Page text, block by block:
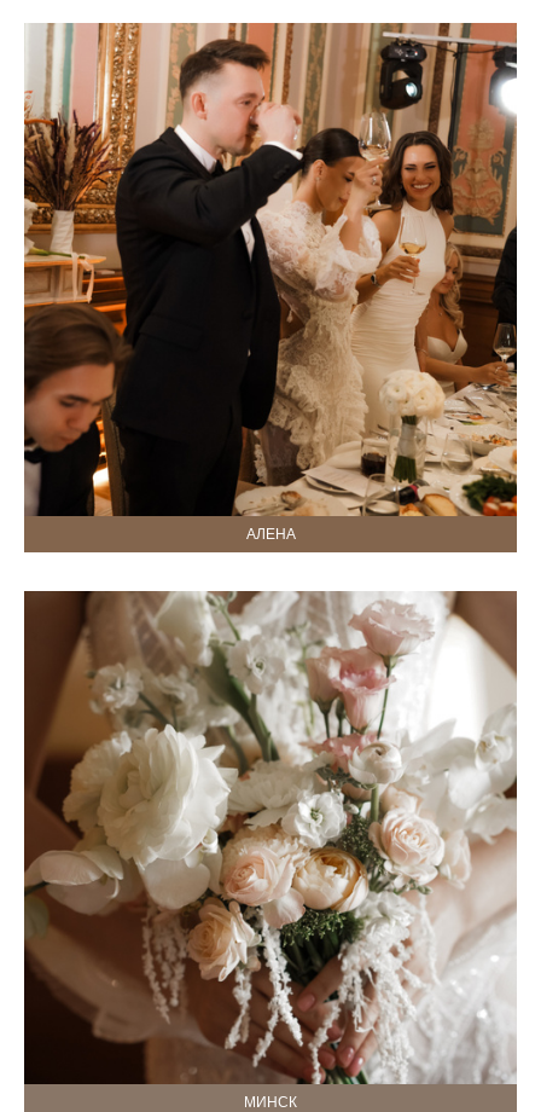
АЛЕНА
МИНСК